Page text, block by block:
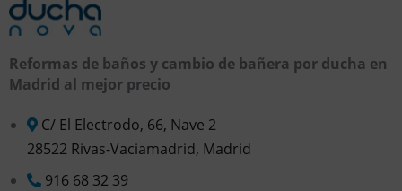
Reformas de baños y cambio de bañera por ducha en
Madrid al mejor precio
C/ El Electrodo, 66, Nave 2
28522 Rivas-Vaciamadrid, Madrid
916 68 32 39